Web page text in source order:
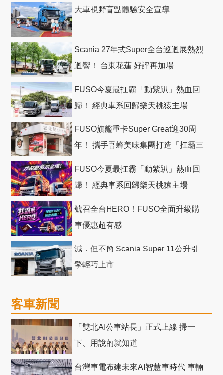
大車視野盲點體驗安全宣導
Scania 27年式Super全台巡迴展熱烈
迴響！ 台東花蓮 好評再加場
FUSO今夏最扛霸「動紫趴」熱血回
歸！ 經典車系回歸樂天桃猿主場
FUSO旗艦重卡Super Great迎30周
年！ 攜手吾蜂美味集團打造「扛霸三
FUSO今夏最扛霸「動紫趴」熱血回
歸！ 經典車系回歸樂天桃猿主場
號召全台HERO！FUSO全面升級購
車優惠超有感
減．但不簡 Scania Super 11公升引
擎輕巧上市
客車新聞
「雙北AI公車站長」正式上線 掃一
下、用說的就知道
台灣車電布建未來AI智慧車時代 車輛